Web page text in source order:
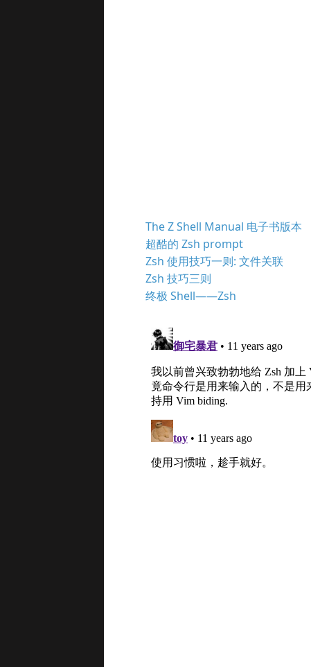
The Z Shell Manual 电子书版本
超酷的 Zsh prompt
Zsh 使用技巧一则: 文件关联
Zsh 技巧三则
终极 Shell——Zsh